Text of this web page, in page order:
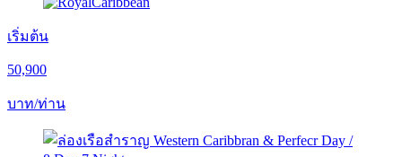
เริ่มต้น
50,900
บาท/ท่าน